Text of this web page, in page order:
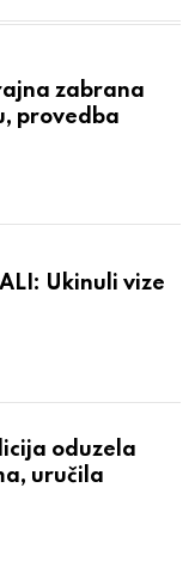
zabrana
provedba
Ukinuli vize
oduzela
uručila